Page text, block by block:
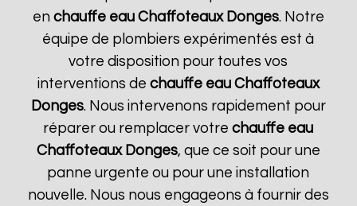
en chauffe eau Chaffoteaux Donges. Notre
équipe de plombiers expérimentés est à
votre disposition pour toutes vos
interventions de chauffe eau Chaffoteaux
Donges. Nous intervenons rapidement pour
réparer ou remplacer votrechauffe eau
Chaffoteaux Donges, que ce soit pour une
panne urgente ou pour une installation
nouvelle. Nous nous engageons à fournir des